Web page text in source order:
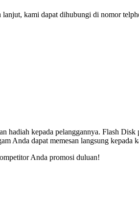
kami dapat dihubungi di nomor
hadiah kepada pelanggannya. Flash
Anda dapat memesan langsung kepada
Anda promosi duluan!